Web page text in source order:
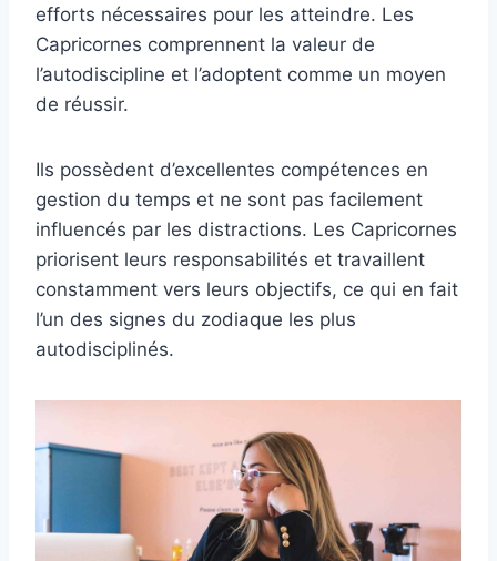
efforts nécessaires pour les atteindre. Les
Capricornes comprennent la valeur de
l’autodiscipline et l’adoptent comme un moyen
de réussir.
Ils possèdent d’excellentes compétences en
gestion du temps et ne sont pas facilement
influencés par les distractions. Les Capricornes
priorisent leurs responsabilités et travaillent
constamment vers leurs objectifs, ce qui en fait
l’un des signes du zodiaque les plus
autodisciplinés.